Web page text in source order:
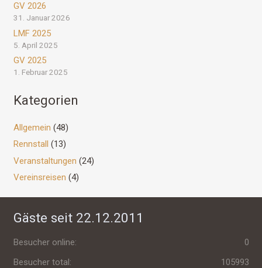
GV 2026
31. Januar 2026
LMF 2025
5. April 2025
GV 2025
1. Februar 2025
Kategorien
Allgemein (48)
Rennstall (13)
Veranstaltungen (24)
Vereinsreisen (4)
Gäste seit 22.12.2011
0
Besucher online:
105993
Besucher total: